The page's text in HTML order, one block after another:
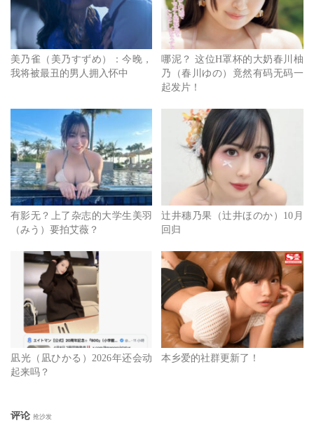
签名＋合照(姿势二选一)＋十指紧扣、眼神相接十秒(活动完
记得握手展现绅士风度)
8.8下午互动：你的温柔女友 + 签名 + 简单合照 【双方对
坐、女友喂你吃pocky、女友抓住你的手(对望5秒)、对你说
『爱你』】
8.9 30秒个人摄影会 + 简单签名 + 合照
8.10 告白の恋人 + 签名 + 简单合照：【女艺人跟你告白、女
艺人送花给你、你答应之后、女艺人很开心抱着你、并说
『我喜欢你』】（全程录影)"
元，等你喔！
点击查看完整图文
美乃雀（美乃すずめ）：今晚，
我将被最丑的男人拥入怀中
哪泥？ 这位H罩杯的大奶春川柚
乃（春川ゆの）竟然有码无码一
起发片！
有影无？上了杂志的大学生美羽
（みう）要拍艾薇？
辻井穗乃果（辻井ほのか）10月
回归
凪光（凪ひかる）2026年还会动
起来吗？
本乡爱的社群更新了！
评论 抢沙发